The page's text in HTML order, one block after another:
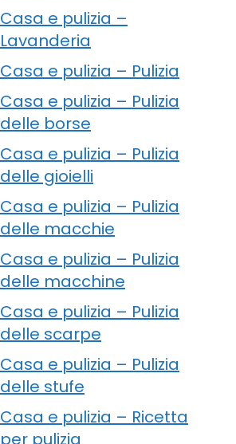
Casa e pulizia –
Lavanderia
Casa e pulizia – Pulizia
Casa e pulizia – Pulizia
delle borse
Casa e pulizia – Pulizia
delle gioielli
Casa e pulizia – Pulizia
delle macchie
Casa e pulizia – Pulizia
delle macchine
Casa e pulizia – Pulizia
delle scarpe
Casa e pulizia – Pulizia
delle stufe
Casa e pulizia – Ricetta
per pulizia